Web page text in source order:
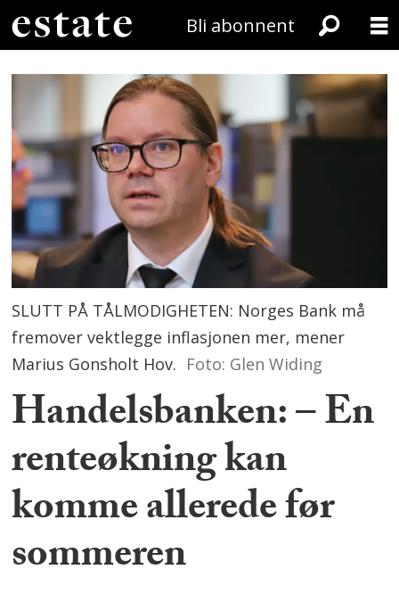
Bli abonnent
SLUTT PÅ TÅLMODIGHETEN: Norges Bank må
fremover vektlegge inflasjonen mer, mener
Marius Gonsholt Hov. Foto: Glen Widing
Handelsbanken: – En
renteøkning kan
komme allerede før
sommeren